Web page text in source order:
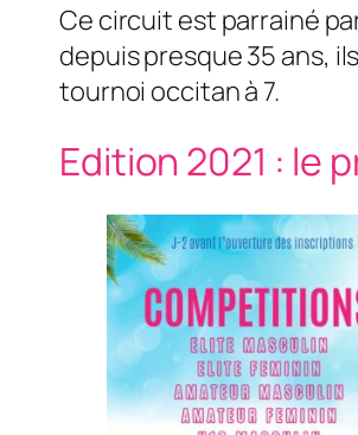
Ce circuit est parrainé
depuis presque 35 ans,
tournoi occitan à 7.
Edition 2021 : le